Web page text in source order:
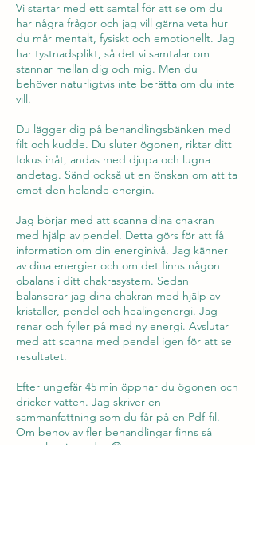
Vi startar med ett samtal för att se om du
har några frågor och jag vill gärna veta hur
du mår mentalt, fysiskt och emotionellt. Jag
har tystnadsplikt, så det vi samtalar om
stannar mellan dig och mig. Men du
behöver naturligtvis inte berätta om du inte
vill.
Du lägger dig på behandlingsbänken med
filt och kudde. Du sluter ögonen, riktar ditt
fokus inåt, andas med djupa och lugna
andetag. Sänd också ut en önskan om att ta
emot den helande energin.
Jag börjar med att scanna dina chakran
med hjälp av pendel. Detta görs för att få
information om din energinivå. Jag känner
av dina energier och om det finns någon
obalans i ditt chakrasystem. Sedan
balanserar jag dina chakran med hjälp av
kristaller, pendel och healingenergi. Jag
renar och fyller på med ny energi. Avslutar
med att scanna med pendel igen för att se
resultatet.
Efter ungefär 45 min öppnar du ögonen och
dricker vatten. Jag skriver en
sammanfattning som du får på en Pdf-fil.
Om behov av fler behandlingar finns så
samtalar vi om det 😊